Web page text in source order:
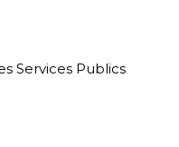
Services Publics